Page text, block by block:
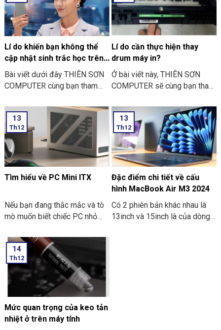
và không nên làm ngày Lễ Vu
Lan nhé.
Lí do khiến bạn không thể
cập nhật sinh trắc học trên
ứng dụng ngân hàng
Bài viết dưới đây THIÊN SƠN
COMPUTER cùng bạn tham
không thể cập nhật sinh trắc
học trên ứng dụng ngân hàng
thường gặp nhé:
Lí do cần thực hiện thay
drum máy in?
Ở bài viết này, THIÊN SƠN
COMPUTER sẽ cùng bạn tham
drum máy in là như thế nào
nhé?
13
Th12
Tìm hiểu về PC Mini ITX
Nếu bạn đang thắc mắc và tò
mò muốn biết chiếc PC nhỏ
nhiều nơi thì PC Mini ITX có
thể đáp ứng được nhu cầu đó.
Sau đây là một số thông tin
khi bạn tìm hiểu về PC Mini
ITX. Cùng THIÊN SƠN
COMPUTER tham khảo nhé.
13
Th12
Đặc điểm chi tiết về cấu
hình MacBook Air M3 2024
Có 2 phiên bản khác nhau là
13inch và 15inch là của dòng
14
Th12
Mức quan trọng của keo tản
nhiệt ở trên máy tính